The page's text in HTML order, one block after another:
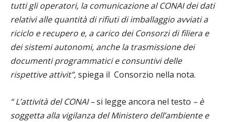
tutti gli operatori, la comunicazione al CONAI dei dati
relativi alle quantità di rifiuti di imballaggio avviati a
riciclo e recupero e, a carico dei Consorzi di filiera e
dei sistemi autonomi, anche la trasmissione dei
documenti programmatici e consuntivi delle
rispettive attivit”,spiega il Consorzio nella nota.
“ L’attività del CONAI –si legge ancora nel testo – è
soggetta alla vigilanza del Ministero dell’ambiente e